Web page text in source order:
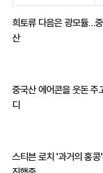
희토류 다음은 광모듈…
산
중국산 에어콘을 웃돈 주
디
스티븐 로치 '과거의 홍